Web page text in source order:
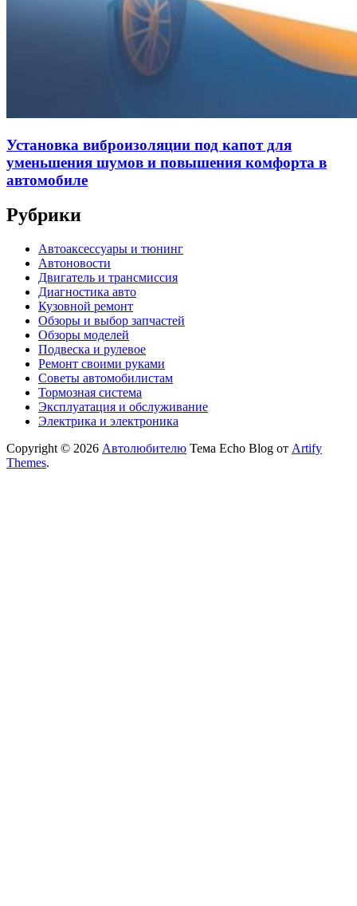
Установка виброизоляции под капот для
уменьшения шумов и повышения комфорта в
автомобиле
Рубрики
Автоаксессуары и тюнинг
Автоновости
Двигатель и трансмиссия
Диагностика авто
Кузовной ремонт
Обзоры и выбор запчастей
Обзоры моделей
Подвеска и рулевое
Ремонт своими руками
Советы автомобилистам
Тормозная система
Эксплуатация и обслуживание
Электрика и электроника
Copyright © 2026 Автолюбителю Тема Echo Blog от Artify
Themes.